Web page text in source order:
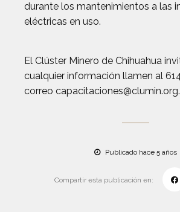
durante los mantenimientos a las
eléctricas en uso.
El Clúster Minero de Chihuahua
cualquier información llamen al
correo capacitaciones@clumin.org.
Publicado hace 5 años
Compartir esta publicación en: